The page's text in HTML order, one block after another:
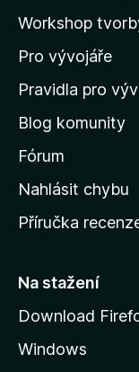
d
o
m
v
s
k
u
t
á
n
Workshop
Pro vývojáře
Pravidla pro
Blog komunity
Fórum
Nahlásit chybu
Příručka
Na stažení
Download
Windows